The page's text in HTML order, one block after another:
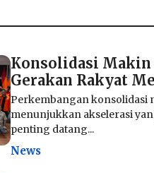
Konsolidasi Makin
Gerakan Rakyat
Perkembangan konsolidasi
menunjukkan akselerasi
penting datang...
News